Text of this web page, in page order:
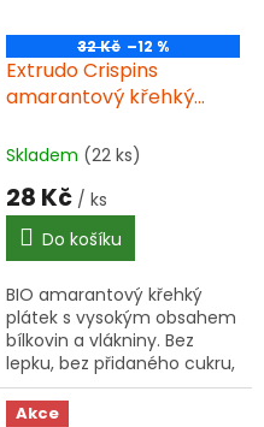
32 Kč –12 %
Extrudo Crispins
amarantový křehký
Skladem (22 ks)
28 Kč / ks
Do košíku
BIO amarantový křehký
plátek s vysokým obsahem
bílkovin a vlákniny. Bez
lepku, bez přidaného cukru,
nízký obsah soli. Skvělý ke
snídani nebo svačině.
Akce